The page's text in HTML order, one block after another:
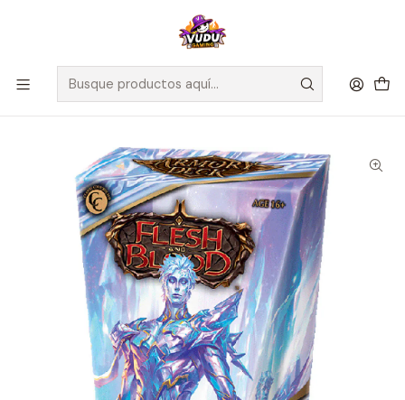
🚀 ¡Despachamos a todo Chile! Envío GRATIS a Regiones sobre
$100.000 y a RM sobre $35.000
Inicio Juegos de Cartas TCG
Flesh and Blood
Sellado Flesh and Blood
Flesh and Blood TCG: Zyggy Armory Deck - Inglés